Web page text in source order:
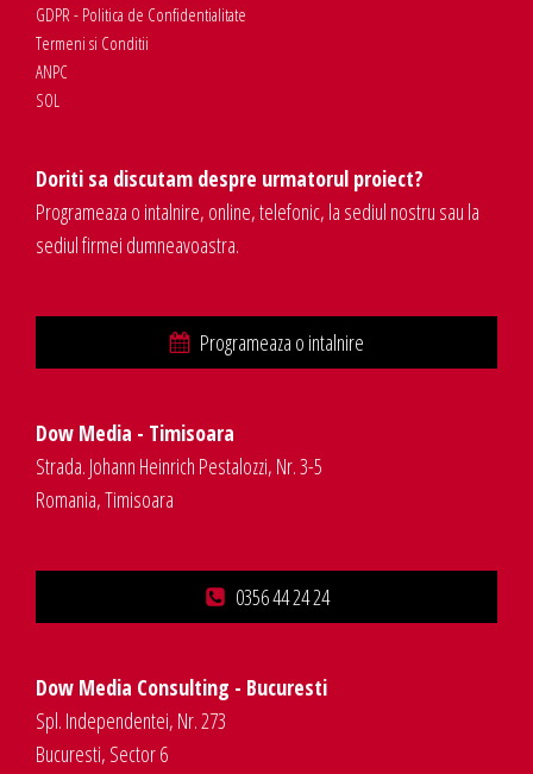
GDPR - Politica de Confidentialitate
Termeni si Conditii
ANPC
SOL
Doriti sa discutam despre urmatorul proiect?
Programeaza o intalnire, online, telefonic, la sediul nostru sau la
sediul firmei dumneavoastra.
Programeaza o intalnire
Dow Media - Timisoara
Strada. Johann Heinrich Pestalozzi, Nr. 3-5
Romania, Timisoara
0356 44 24 24
Dow Media Consulting - Bucuresti
Spl. Independentei, Nr. 273
Bucuresti, Sector 6